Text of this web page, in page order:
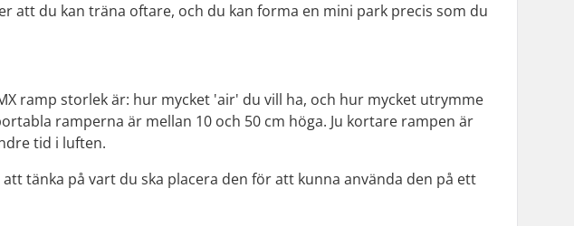
att du kan träna oftare, och du kan forma en mini park precis som du
ramp storlek är: hur mycket 'air' du vill ha, och hur mycket utrymme
ramperna är mellan 10 och 50 cm höga. Ju kortare rampen är
tid i luften.
tänka på vart du ska placera den för att kunna använda den på ett